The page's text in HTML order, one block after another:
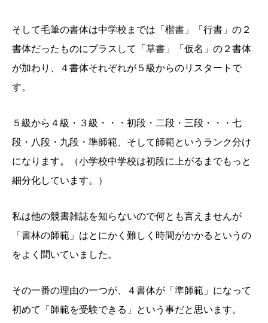
そして毛筆の書体は中学校までは「楷書」「行書」の２
書体だったものにプラスして「草書」「仮名」の２書体
が加わり、４書体それぞれが５級からのリスタートで
す。
５級から４級・３級・・・初段・二段・三段・・・七
段・八段・九段・準師範、そして師範というランク分け
になります。（小学校中学校は初段に上がるまでもっと
細分化しています。）
私は他の競書雑誌を知らないので何とも言えませんが
「書林の師範」はとにかく難しく時間がかかるというの
をよく聞いていました。
その一番の理由の一つが、４書体が「準師範」になって
初めて「師範を受験できる」という事だと思います。